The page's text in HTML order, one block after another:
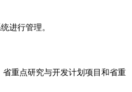
进行管理。
重点研究与开发计划项目和省重